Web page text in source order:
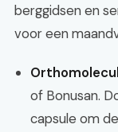
berggidsen en
voor een
of Bonusan.
capsule om